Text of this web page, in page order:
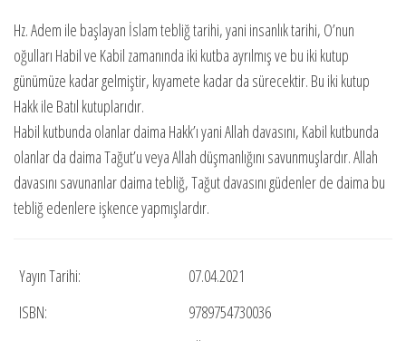
Hz. Adem ile başlayan İslam tebliğ tarihi, yani insanlık tarihi, O’nun
oğulları Habil ve Kabil zamanında iki kutba ayrılmış ve bu iki kutup
günümüze kadar gelmiştir, kıyamete kadar da sürecektir. Bu iki kutup
Hakk ile Batıl kutuplarıdır.
Habil kutbunda olanlar daima Hakk’ı yani Allah davasını, Kabil kutbunda
olanlar da daima Tağut’u veya Allah düşmanlığını savunmuşlardır. Allah
davasını savunanlar daima tebliğ, Tağut davasını güdenler de daima bu
tebliğ edenlere işkence yapmışlardır.
Yayın Tarihi:
07.04.2021
ISBN:
9789754730036